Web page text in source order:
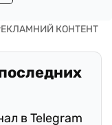
в Telegram